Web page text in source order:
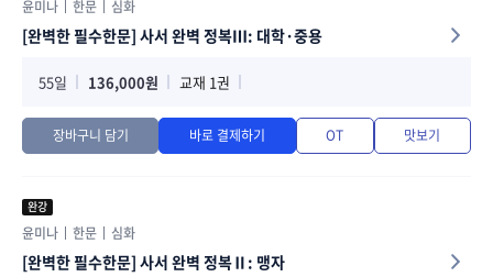
윤미나 한문 심화
[완벽한 필수한문] 사서 완벽 정복Ⅲ: 대학·중용
55일 136,000원 교재 1권
장바구니 담기 바로 결제하기 OT 맛보기
완강
윤미나 한문 심화
[완벽한 필수한문] 사서 완벽 정복Ⅱ: 맹자